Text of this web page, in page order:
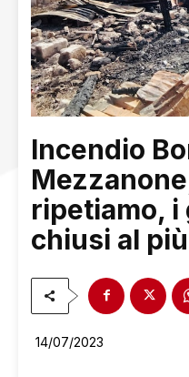
Incendio
ripetiamo, i
chiusi al
14/07/2023